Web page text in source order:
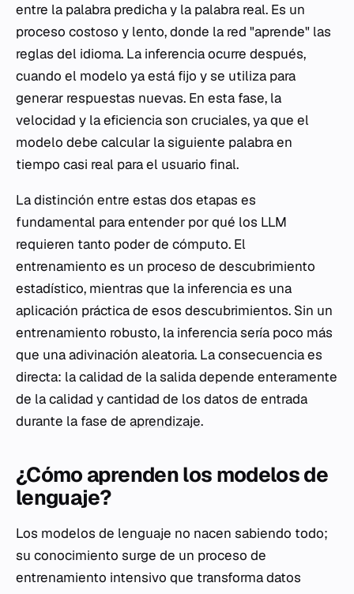
entre la palabra predicha y la palabra real. Es un
proceso costoso y lento, donde la red "aprende" las
reglas del idioma. La inferencia ocurre después,
cuando el modelo ya está fijo y se utiliza para
generar respuestas nuevas. En esta fase, la
velocidad y la eficiencia son cruciales, ya que el
modelo debe calcular la siguiente palabra en
tiempo casi real para el usuario final.
La distinción entre estas dos etapas es
fundamental para entender por qué los LLM
requieren tanto poder de cómputo. El
entrenamiento es un proceso de descubrimiento
estadístico, mientras que la inferencia es una
aplicación práctica de esos descubrimientos. Sin un
entrenamiento robusto, la inferencia sería poco más
que una adivinación aleatoria. La consecuencia es
directa: la calidad de la salida depende enteramente
de la calidad y cantidad de los datos de entrada
durante la fase de aprendizaje.
¿Cómo aprenden los modelos de
lenguaje?
Los modelos de lenguaje no nacen sabiendo todo;
su conocimiento surge de un proceso de
entrenamiento intensivo que transforma datos